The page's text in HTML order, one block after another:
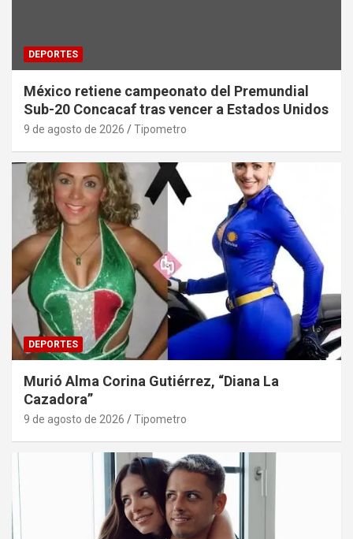
DEPORTES
México retiene campeonato del Premundial
Sub-20 Concacaf tras vencer a Estados Unidos
9 de agosto de 2026 Tipometro
DEPORTES
Murió Alma Corina Gutiérrez, “Diana La
Cazadora”
9 de agosto de 2026 Tipometro